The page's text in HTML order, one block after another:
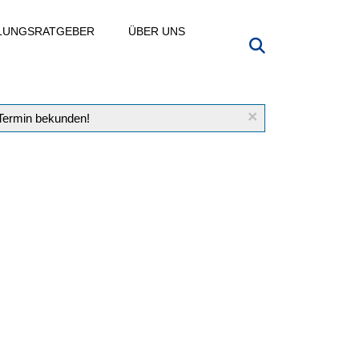
ÜBER UNS
×
bekunden!